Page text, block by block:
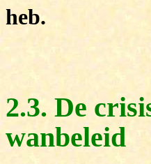
heb.
2.3. De
wanbeleid